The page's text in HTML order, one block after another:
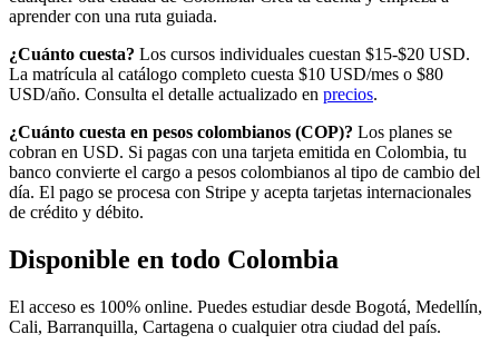
aprender con una ruta guiada.
¿Cuánto cuesta? Los cursos individuales cuestan $15-$20 USD.
La matrícula al catálogo completo cuesta $10 USD/mes o $80
USD/año. Consulta el detalle actualizado en precios.
¿Cuánto cuesta en pesos colombianos (COP)? Los planes se
cobran en USD. Si pagas con una tarjeta emitida en Colombia, tu
banco convierte el cargo a pesos colombianos al tipo de cambio del
día. El pago se procesa con Stripe y acepta tarjetas internacionales
de crédito y débito.
Disponible en todo Colombia
El acceso es 100% online. Puedes estudiar desde Bogotá, Medellín,
Cali, Barranquilla, Cartagena o cualquier otra ciudad del país.